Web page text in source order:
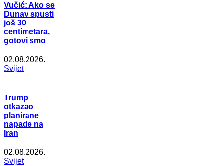
Vučić: Ako se
Dunav spusti
još 30
centimetara,
gotovi smo
02.08.2026.
Svijet
Trump
otkazao
planirane
napade na
Iran
02.08.2026.
Svijet